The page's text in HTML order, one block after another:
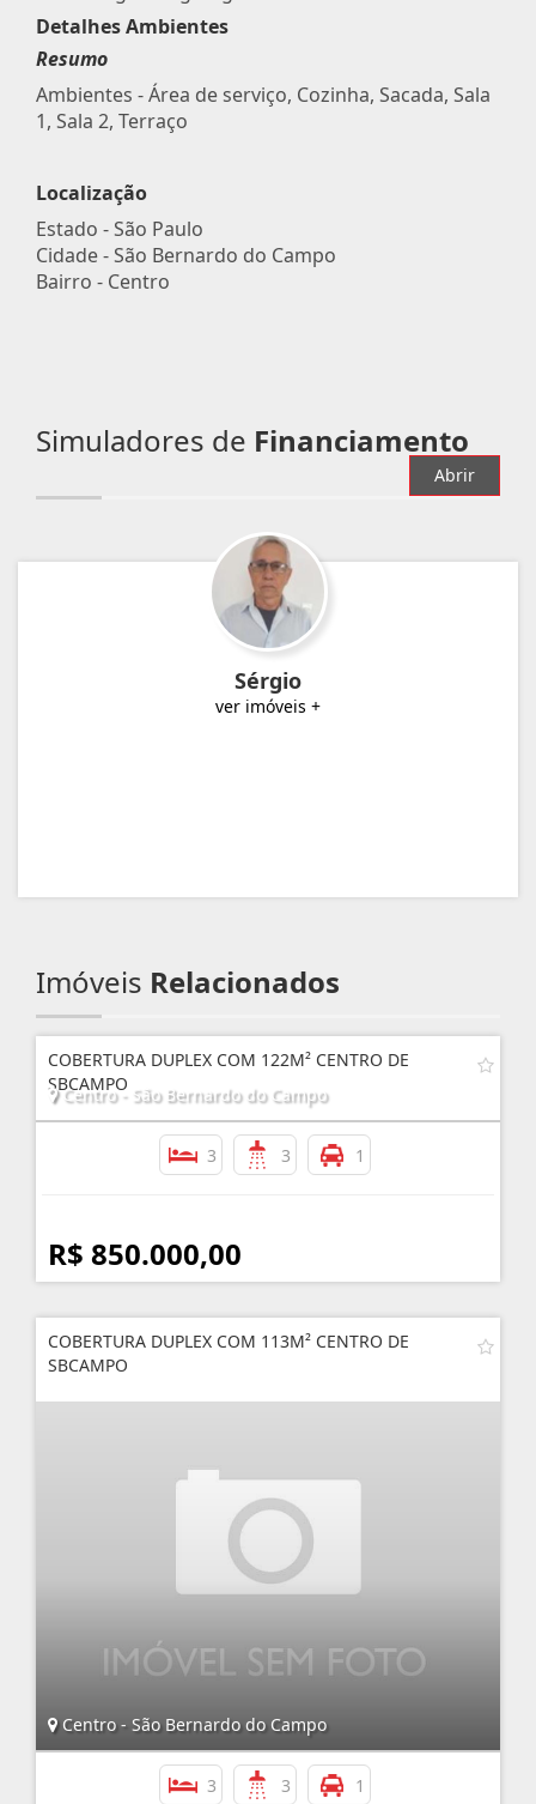
Detalhes Ambientes
Resumo
Ambientes - Área de serviço, Cozinha, Sacada, Sala
1, Sala 2, Terraço
Localização
Estado -São Paulo
Cidade -São Bernardo do Campo
Bairro - Centro
Simuladores de Financiamento
Abrir
Sérgio
ver imóveis +
Imóveis Relacionados
COBERTURA DUPLEX COM 122M² CENTRO DE
SBCAMPO
Centro - São Bernardo do Campo
3 3 1
R$ 850.000,00
COBERTURA DUPLEX COM 113M² CENTRO DE
SBCAMPO
Centro - São Bernardo do Campo
3 3 1